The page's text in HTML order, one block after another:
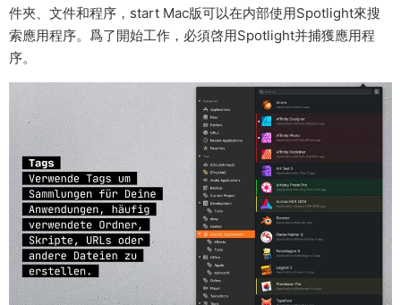
件夾、文件和程序，start Mac版可以在内部使用Spotlight來搜
索應用程序。爲了開始工作，必須啓用Spotlight并捕獲應用程
序。